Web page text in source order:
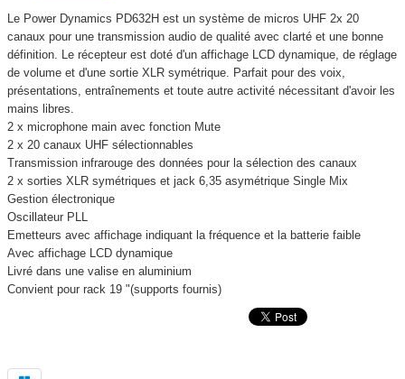
Le Power Dynamics PD632H est un système de micros UHF 2x 20
canaux pour une transmission audio de qualité avec clarté et une bonne
définition. Le récepteur est doté d'un affichage LCD dynamique, de réglage
de volume et d'une sortie XLR symétrique. Parfait pour des voix,
présentations, entraînements et toute autre activité nécessitant d'avoir les
mains libres.
2 x microphone main avec fonction Mute
2 x 20 canaux UHF sélectionnables
Transmission infrarouge des données pour la sélection des canaux
2 x sorties XLR symétriques et jack 6,35 asymétrique Single Mix
Gestion électronique
Oscillateur PLL
Emetteurs avec affichage indiquant la fréquence et la batterie faible
Avec affichage LCD dynamique
Livré dans une valise en aluminium
Convient pour rack 19 "(supports fournis)